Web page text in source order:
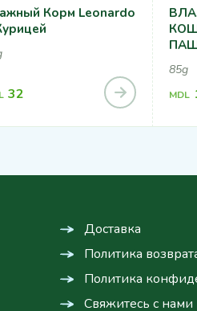
Корм Leonardo
32
85g
MDL
Доставка
Политика
Политика
Свяжитесь с нами